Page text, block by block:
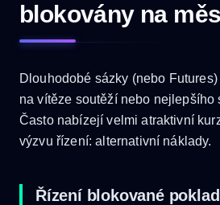
blokovány na
Dlouhodobé sázky (nebo
na vítěze soutěží nebo nejlepšího
Často nabízejí velmi atraktivní
výzvu řízení: alternativní náklady.
Řízení blokované